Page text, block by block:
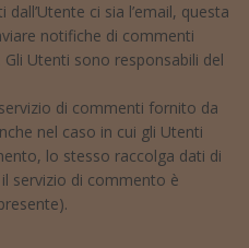
ci sia l’email, questa
notifiche di commenti
Utenti sono responsabili del
di commenti fornito da
nel caso in cui gli Utenti
lo stesso raccolga dati di
servizio di commento è